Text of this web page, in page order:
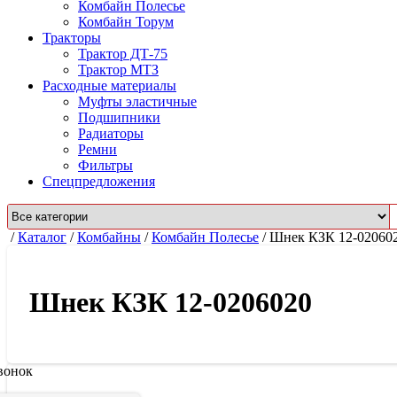
Комбайн Полесье
Комбайн Торум
Тракторы
Трактор ДТ-75
Трактор МТЗ
Расходные материалы
Муфты эластичные
Подшипники
Радиаторы
Ремни
Фильтры
Спецпредложения
/Каталог /Комбайны /Комбайн Полесье /Шнек КЗК 12-
Шнек КЗК 12-0206020